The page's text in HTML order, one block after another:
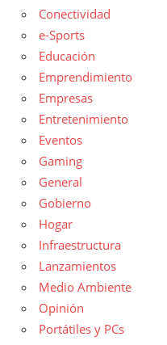
Conectividad
e-Sports
Educación
Emprendimiento
Empresas
Entretenimiento
Eventos
Gaming
General
Gobierno
Hogar
Infraestructura
Lanzamientos
Medio Ambiente
Opinión
Portátiles y PCs